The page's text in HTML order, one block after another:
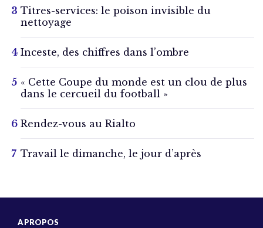
Titres-services: le poison invisible du
nettoyage
Inceste, des chiffres dans l’ombre
« Cette Coupe du monde est un clou de plus
dans le cercueil du football »
Rendez-vous au Rialto
Travail le dimanche, le jour d’après
A PROPOS